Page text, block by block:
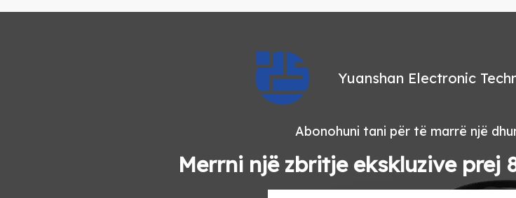
Yuanshan Electronic
Abonohuni tani për të marrë një
Merrni një zbritje ekskluzive prej